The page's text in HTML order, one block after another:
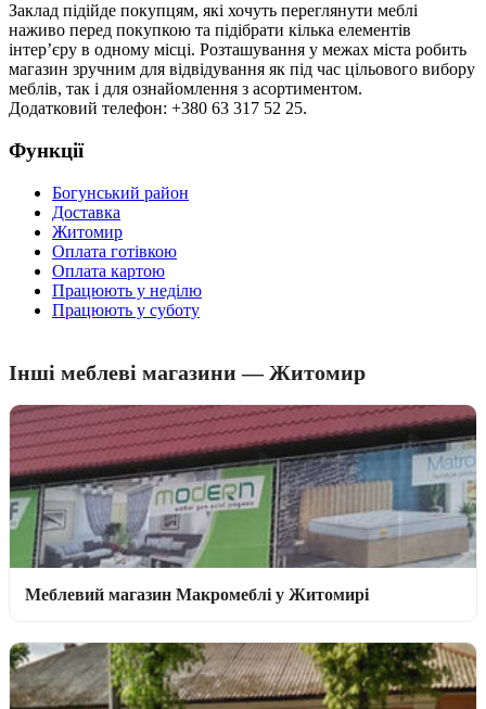
Заклад підійде покупцям, які хочуть переглянути меблі
наживо перед покупкою та підібрати кілька елементів
інтер’єру в одному місці. Розташування у межах міста робить
магазин зручним для відвідування як під час цільового вибору
меблів, так і для ознайомлення з асортиментом.
Додатковий телефон: +380 63 317 52 25.
Функції
Богунський район
Доставка
Житомир
Оплата готівкою
Оплата картою
Працюють у неділю
Працюють у суботу
Інші меблеві магазини — Житомир
Меблевий магазин Макромеблі у Житомирі